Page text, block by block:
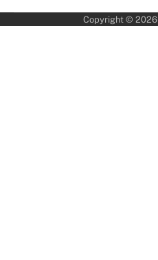
Copyright © 2026